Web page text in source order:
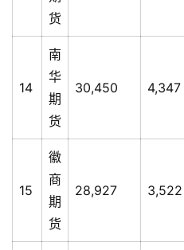
货
14
南
华
期
货
30,450 4,347
15
徽
商
期
货
28,927 3,522